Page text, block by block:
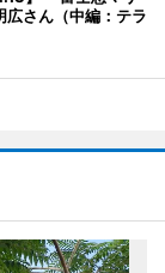
広さん（中編：テラ